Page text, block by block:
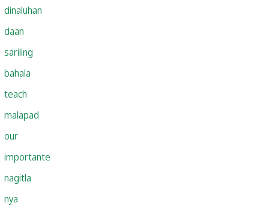
dinaluhan
daan
sariling
bahala
teach
malapad
our
importante
nagitla
nya